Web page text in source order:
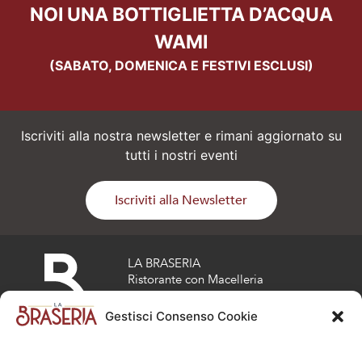
Gestisci Consenso Cookie
NOI UNA BOTTIGLIETTA D’ACQUA
WAMI
(SABATO, DOMENICA E FESTIVI ESCLUSI)
Iscriviti alla nostra newsletter e rimani aggiornato su
tutti i nostri eventi
Iscriviti alla Newsletter
LA BRASERIA
Ristorante con Macelleria
Osio Sotto (BG)